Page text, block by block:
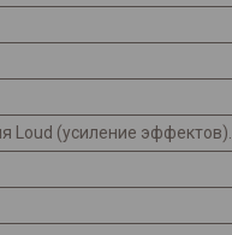
Loud (усиление эффектов).